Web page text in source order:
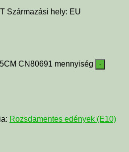
Származási hely: EU
CN80691 mennyiség -
Rozsdamentes edények (E10)